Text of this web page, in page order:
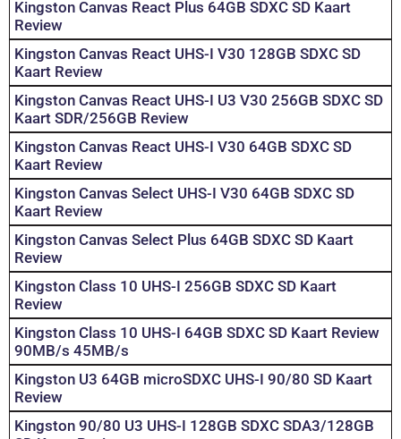
Kingston Canvas React Plus 64GB SDXC SD Kaart
Review
Kingston Canvas React UHS-I V30 128GB SDXC SD
Kaart Review
Kingston Canvas React UHS-I U3 V30 256GB SDXC SD
Kaart SDR/256GB Review
Kingston Canvas React UHS-I V30 64GB SDXC SD
Kaart Review
Kingston Canvas Select UHS-I V30 64GB SDXC SD
Kaart Review
Kingston Canvas Select Plus 64GB SDXC SD Kaart
Review
Kingston Class 10 UHS-I 256GB SDXC SD Kaart
Review
Kingston Class 10 UHS-I 64GB SDXC SD Kaart Review
90MB/s 45MB/s
Kingston U3 64GB microSDXC UHS-I 90/80 SD Kaart
Review
Kingston 90/80 U3 UHS-I 128GB SDXC SDA3/128GB